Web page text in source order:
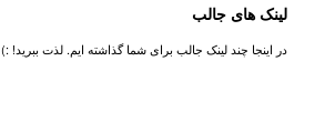
لینک های جالب
در اینجا چند لینک جالب برای شما گذاشته ایم. لذت ببرید! :)